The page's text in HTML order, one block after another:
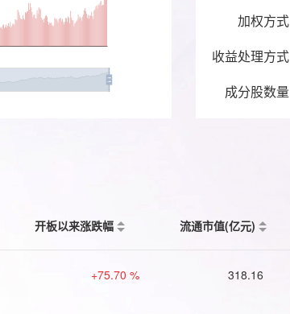
加权方式
收益处理方式
成分股数量
开板以来涨跌幅 流通市值(亿元)
+75.70 % 318.16